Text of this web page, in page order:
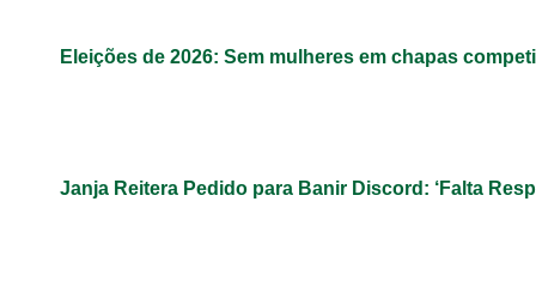
Eleições de 2026: Sem mulheres em chapas
Janja Reitera Pedido para Banir Discord: ‘Falta